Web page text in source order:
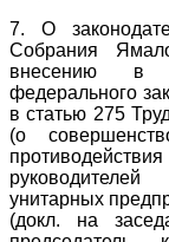
7. О
Собрания
внесению в
федерального
в статью 275
(о
унитарных
(докл. на